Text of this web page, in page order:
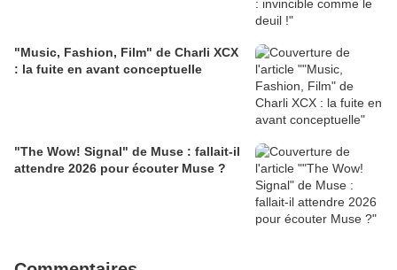
"Music, Fashion, Film" de Charli XCX
: la fuite en avant conceptuelle
"The Wow! Signal" de Muse : fallait-il
attendre 2026 pour écouter Muse ?